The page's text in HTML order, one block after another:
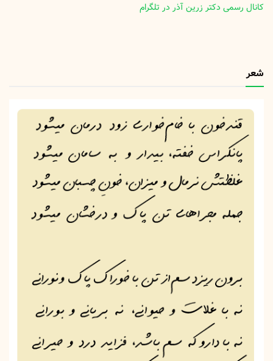
کانال رسمی دکتر زرین آذر در تلگرام
شعر